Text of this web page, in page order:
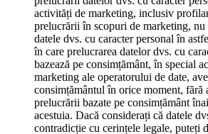
activități de marketing, inclusiv
prelucrării în scopuri de marketing,
datele dvs. cu caracter personal în
în care prelucrarea datelor dvs. cu
bazează pe consimțământ, în special
marketing ale operatorului de date,
consimțământul în orice moment, fără
prelucrării bazate pe consimțământ
acestuia. Dacă considerați că datele
contradicție cu cerințele legale, puteți